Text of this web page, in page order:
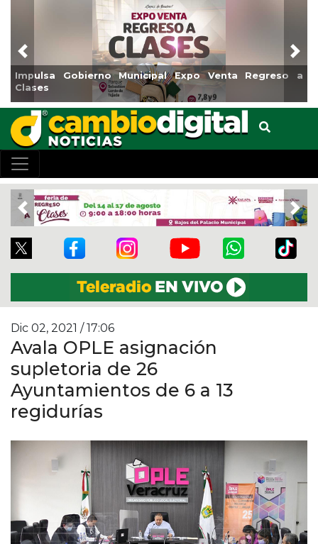
Regreso a
Reabrirá Coatzacoalcos la Alberca
Centro
Previous
Previous
Dic 02, 2021 / 17:06
Avala OPLE asignación
supletoria de 26
Ayuntamientos de 6 a 13
regidurías